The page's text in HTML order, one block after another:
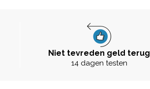
Niet tevreden geld terug
14 dagen testen